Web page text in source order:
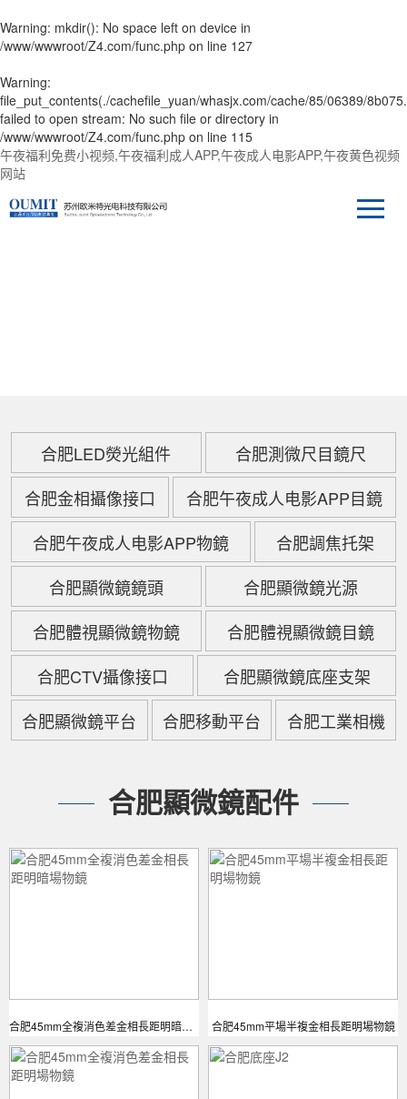
Warning: mkdir(): No space left on device in
/www/wwwroot/Z4.com/func.php on line 127
Warning:
file_put_contents(./cachefile_yuan/whasjx.com/cache/85/06389/
failed to open stream: No such file or directory in
/www/wwwroot/Z4.com/func.php on line 115
午夜福利免费小视频,午夜福利成人APP,午夜成人电影APP,午夜黄色视频
网站
合肥LED熒光組件
合肥測微尺目鏡尺
合肥金相攝像接口
合肥午夜成人电影APP目鏡
合肥午夜成人电影APP物鏡
合肥調焦托架
合肥顯微鏡鏡頭
合肥顯微鏡光源
合肥體視顯微鏡物鏡
合肥體視顯微鏡目鏡
合肥CTV攝像接口
合肥顯微鏡底座支架
合肥顯微鏡平台
合肥移動平台 合肥工業相機
合肥顯微鏡配件
合肥45mm全複消色差金相長距明暗場物鏡 合肥45mm平場半複金相長距明場物鏡